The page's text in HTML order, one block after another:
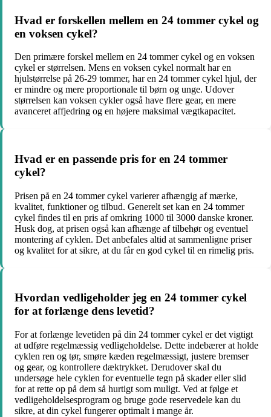
Hvad er forskellen mellem en 24 tommer cykel og
en voksen cykel?
Den primære forskel mellem en 24 tommer cykel og en voksen
cykel er størrelsen. Mens en voksen cykel normalt har en
hjulstørrelse på 26-29 tommer, har en 24 tommer cykel hjul, der
er mindre og mere proportionale til børn og unge. Udover
størrelsen kan voksen cykler også have flere gear, en mere
avanceret affjedring og en højere maksimal vægtkapacitet.
Hvad er en passende pris for en 24 tommer
cykel?
Prisen på en 24 tommer cykel varierer afhængig af mærke,
kvalitet, funktioner og tilbud. Generelt set kan en 24 tommer
cykel findes til en pris af omkring 1000 til 3000 danske kroner.
Husk dog, at prisen også kan afhænge af tilbehør og eventuel
montering af cyklen. Det anbefales altid at sammenligne priser
og kvalitet for at sikre, at du får en god cykel til en rimelig pris.
Hvordan vedligeholder jeg en 24 tommer cykel
for at forlænge dens levetid?
For at forlænge levetiden på din 24 tommer cykel er det vigtigt
at udføre regelmæssig vedligeholdelse. Dette indebærer at holde
cyklen ren og tør, smøre kæden regelmæssigt, justere bremser
og gear, og kontrollere dæktrykket. Derudover skal du
undersøge hele cyklen for eventuelle tegn på skader eller slid
for at rette op på dem så hurtigt som muligt. Ved at følge et
vedligeholdelsesprogram og bruge gode reservedele kan du
sikre, at din cykel fungerer optimalt i mange år.